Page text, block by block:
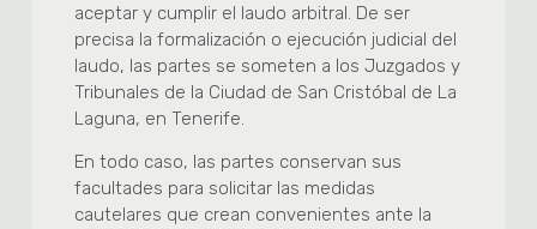
aceptar y cumplir el laudo arbitral. De ser
precisa la formalización o ejecución judicial del
laudo, las partes se someten a los Juzgados y
Tribunales de la Ciudad de San Cristóbal de La
Laguna, en Tenerife.
En todo caso, las partes conservan sus
facultades para solicitar las medidas
cautelares que crean convenientes ante la